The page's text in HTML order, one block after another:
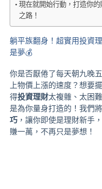
現在就開始行動，打造你的
之路！
躺平族翻身！超實用投資
是夢💰
你是否厭倦了每天朝九晚
上物價上漲的速度？想要
得投資理財太複雜、太困
是為你量身打造的！我們
巧 ，讓你即使是理財新手
賺一萬，不再只是夢想！